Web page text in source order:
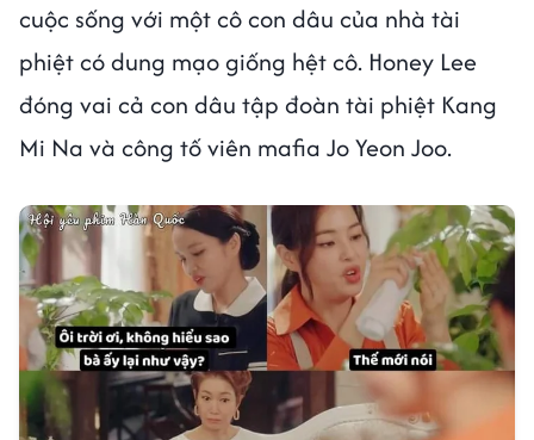
cuộc sống với một cô con dâu của nhà tài
phiệt có dung mạo giống hệt cô. Honey Lee
đóng vai cả con dâu tập đoàn tài phiệt Kang
Mi Na và công tố viên mafia Jo Yeon Joo.